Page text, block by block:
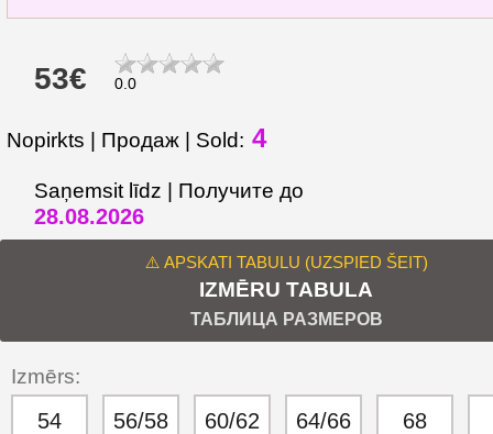
53€ 0.0
Nopirkts | Продаж | Sold: 4
Saņemsit līdz | Получите до
28.08.2026
⚠️ APSKATI TABULU (UZSPIED ŠEIT)
IZMĒRU TABULA
ТАБЛИЦА РАЗМЕРОВ
Izmērs:
54 56/58 60/62 64/66 68